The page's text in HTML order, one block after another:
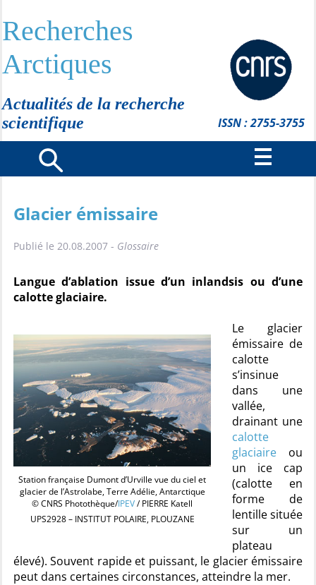
Recherches
Arctiques
Actualités de la recherche
scientifique
ISSN : 2755-3755
Glacier émissaire
Publié le 20.08.2007 - Glossaire
Langue d’ablation issue d’un inlandsis ou d’une
calotte glaciaire.
Station française Dumont d’Urville vue du ciel et
glacier de l’Astrolabe, Terre Adélie, Antarctique
© CNRS Photothèque/IPEV/ PIERRE Katell
UPS2928 – INSTITUT POLAIRE, PLOUZANE
Le glacier
émissaire de
calotte
s’insinue
dans une
vallée,
drainant une
calotte
glaciaire ou
un ice cap
(calotte en
forme de
lentille située
sur un
plateau
élevé). Souvent rapide et puissant, le glacier émissaire
peut dans certaines circonstances, atteindre la mer.